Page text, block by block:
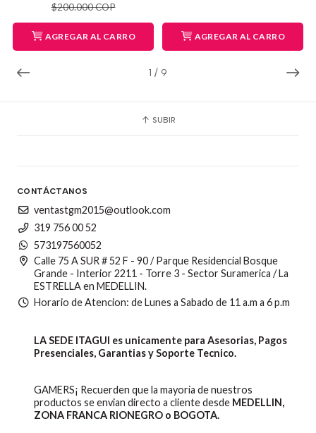
1 / 9
$200.000 COP
AGREGAR AL CARRO AGREGAR AL CARRO
SUBIR
CONTÁCTANOS
ventastgm2015@outlook.com
319 756 00 52
573197560052
Calle 75 A SUR # 52 F - 90 / Parque Residencial Bosque
Grande - Interior 2211 - Torre 3 - Sector Suramerica / La
ESTRELLA en MEDELLIN.
Horario de Atencion: de Lunes a Sabado de 11 a.m a 6 p.m
LA SEDE ITAGUI es unicamente para Asesorias, Pagos
Presenciales, Garantias y Soporte Tecnico.
GAMERS¡ Recuerden que la mayoria de nuestros
productos se envian directo a cliente desde MEDELLIN,
ZONA FRANCA RIONEGRO o BOGOTA.